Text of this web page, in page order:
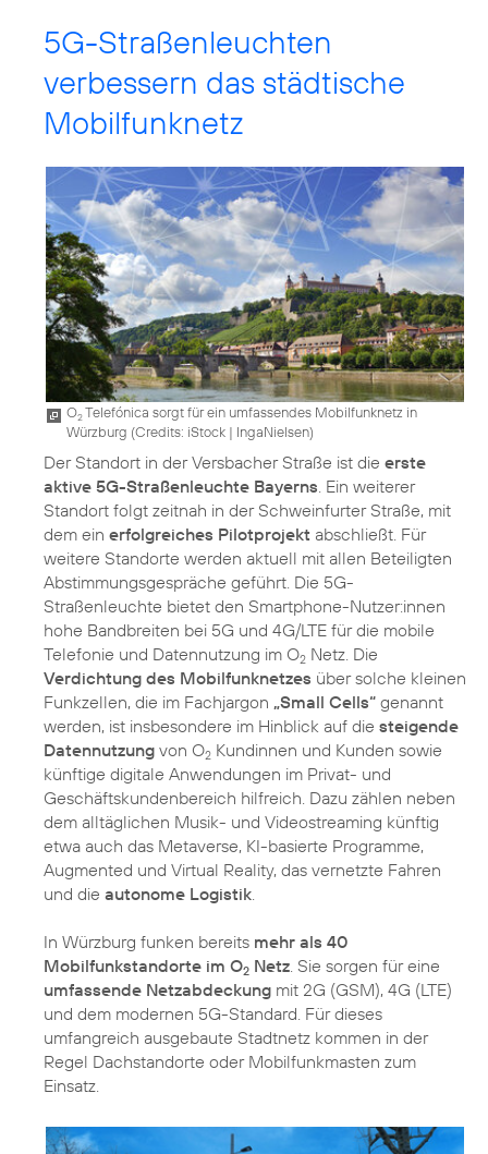
5G-Straßenleuchten
verbessern das städtische
Mobilfunknetz
O2Telefónica sorgt für ein umfassendes Mobilfunknetz in
Würzburg (Credits: iStock | IngaNielsen)
Der Standort in der Versbacher Straße ist die erste
aktive 5G-Straßenleuchte Bayerns. Ein weiterer
Standort folgt zeitnah in der Schweinfurter Straße, mit
dem ein erfolgreiches Pilotprojekt abschließt. Für
weitere Standorte werden aktuell mit allen Beteiligten
Abstimmungsgespräche geführt. Die 5G-
Straßenleuchte bietet den Smartphone-Nutzer:innen
hohe Bandbreiten bei 5G und 4G/LTE für die mobile
Telefonie und Datennutzung im O2 Netz. Die
Verdichtung des Mobilfunknetzes über solche kleinen
Funkzellen, die im Fachjargon „Small Cells“ genannt
werden, ist insbesondere im Hinblick auf die steigende
Datennutzung von O2 Kundinnen und Kunden sowie
künftige digitale Anwendungen im Privat- und
Geschäftskundenbereich hilfreich. Dazu zählen neben
dem alltäglichen Musik- und Videostreaming künftig
etwa auch das Metaverse, KI-basierte Programme,
Augmented und Virtual Reality, das vernetzte Fahren
und die autonome Logistik.
In Würzburg funken bereits mehr als 40
Mobilfunkstandorte im O2 Netz. Sie sorgen für eine
umfassende Netzabdeckung mit 2G (GSM), 4G (LTE)
und dem modernen 5G-Standard. Für dieses
umfangreich ausgebaute Stadtnetz kommen in der
Regel Dachstandorte oder Mobilfunkmasten zum
Einsatz.